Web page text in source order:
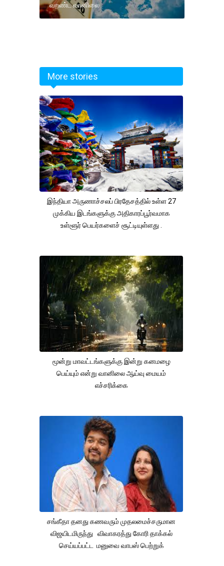
வறண்ட வானிலை
More stories
இந்தியா அருணாச்சலப் பிரதேசத்தில் உள்ள 27
முக்கிய இடங்களுக்கு அதிகாரப்பூர்வமாக
உள்ளூர் பெயர்களைச் சூட்டியுள்ளது .
மூன்று மாவட்டங்களுக்கு இன்று கனமழை
பெய்யும் என்று வானிலை ஆய்வு மையம்
எச்சரிக்கை
சங்கீதா தனது கணவரும் முதலமைச்சருமான
விஜயிடமிருந்து விவாகரத்து கோரி தாக்கல்
செய்யப்பட்ட மனுவை வாபஸ் பெற்றுக்